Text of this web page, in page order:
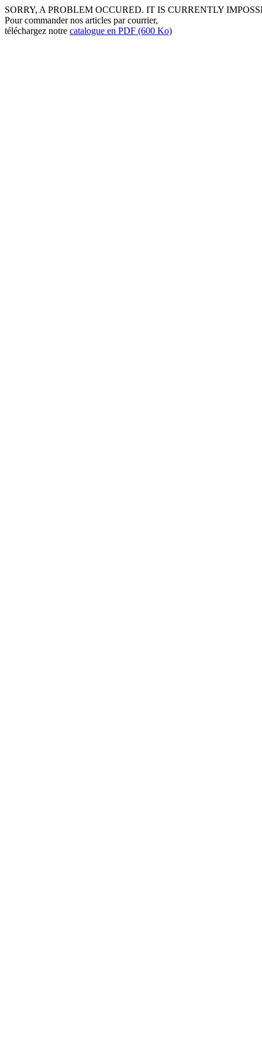
SORRY, A PROBLEM OCCURED. IT IS CURRENTLY
Pour commander nos articles par courrier,
téléchargez notre catalogue en PDF (600 Ko)